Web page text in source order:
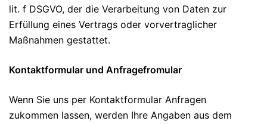
lit. f DSGVO, der die Verarbeitung von Daten zur
Erfüllung eines Vertrags oder vorvertraglicher
Maßnahmen gestattet.
Kontaktformular und Anfragefromular
Wenn Sie uns per Kontaktformular Anfragen
zukommen lassen, werden Ihre Angaben aus dem